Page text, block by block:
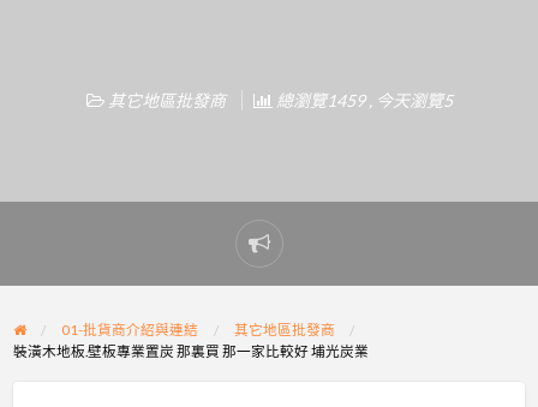
其它地區批發商 總瀏覽1459 , 今天瀏覽5
Report
problem
01-批貨商介紹與連結
其它地區批發商
裝潢木地板.壁板專業置炭 那裏買 那一家比較好 埔光炭業